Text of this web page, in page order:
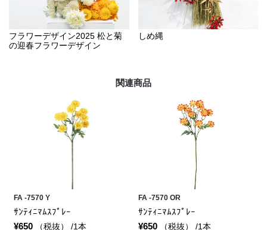
フラワーデザイン2025 松と菊
の迎春フラワーデザイン
しめ縄
関連商品
FA -7570 Y
ｻﾝﾃｨﾆﾏﾑｽﾌﾟﾚｰ
¥650（税抜） /1本
FA -7570 OR
ｻﾝﾃｨﾆﾏﾑｽﾌﾟﾚｰ
¥650（税抜） /1本